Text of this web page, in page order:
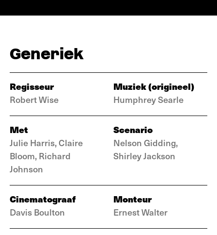
Generiek
Regisseur
Robert Wise
Muziek (origineel)
Humphrey Searle
Met
Julie Harris, Claire
Bloom, Richard
Johnson
Scenario
Nelson Gidding,
Shirley Jackson
Cinematograaf
Davis Boulton
Monteur
Ernest Walter